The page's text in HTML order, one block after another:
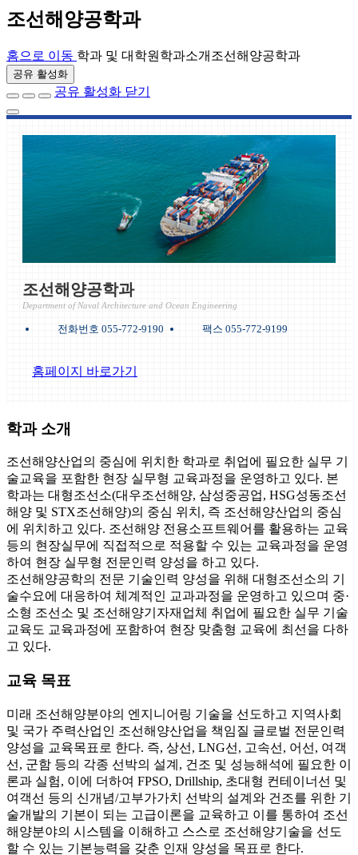
조선해양공학과
홈으로 이동 학과 및 대학원 학과소개 조선해양공학과
공유 활성화
공유 활성화 닫기
조선해양공학과
Department of Naval Architecture and Ocean Engineering
전화번호 055-772-9190 팩스 055-772-9199
홈페이지 바로가기
학과 소개
조선해양산업의 중심에 위치한 학과로 취업에 필요한 실무 기
술교육을 포함한 현장 실무형 교육과정을 운영하고 있다. 본
학과는 대형조선소(대우조선해양, 삼성중공업, HSG성동조선
해양 및 STX조선해양)의 중심 위치, 즉 조선해양산업의 중심
에 위치하고 있다. 조선해양 전용소프트웨어를 활용하는 교육
등의 현장실무에 직접적으로 적용할 수 있는 교육과정을 운영
하여 현장 실무형 전문인력 양성을 하고 있다.
조선해양공학의 전문 기술인력 양성을 위해 대형조선소의 기
술수요에 대응하여 체계적인 교과과정을 운영하고 있으며 중·
소형 조선소 및 조선해양기자재업체 취업에 필요한 실무 기술
교육도 교육과정에 포함하여 현장 맞춤형 교육에 최선을 다하
고 있다.
교육 목표
미래 조선해양분야의 엔지니어링 기술을 선도하고 지역사회
및 국가 주력산업인 조선해양산업을 책임질 글로벌 전문인력
양성을 교육목표로 한다. 즉, 상선, LNG선, 고속선, 어선, 여객
선, 군함 등의 각종 선박의 설계, 건조 및 성능해석에 필요한 이
론과 실험, 이에 더하여 FPSO, Drillship, 초대형 컨테이너선 및
여객선 등의 신개념/고부가가치 선박의 설계와 건조를 위한 기
술개발의 기본이 되는 고급이론을 교육하고 이를 통하여 조선
해양분야의 시스템을 이해하고 스스로 조선해양기술을 선도
할 수 있는 기본능력을 갖춘 인재 양성을 목표로 한다.